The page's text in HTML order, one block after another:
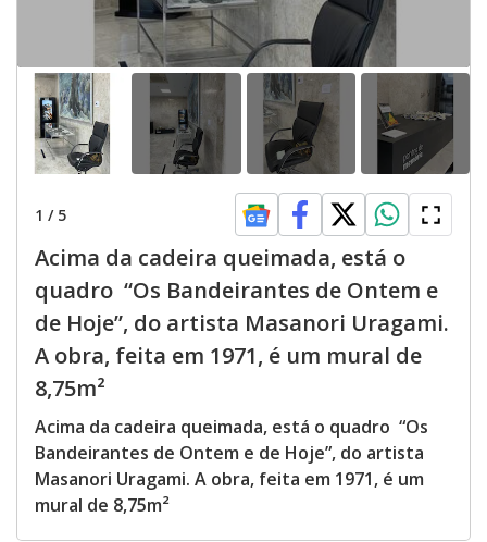
1 / 5
Acima da cadeira queimada, está o
quadro “Os Bandeirantes de Ontem e
de Hoje”, do artista Masanori Uragami.
A obra, feita em 1971, é um mural de
8,75m²
Acima da cadeira queimada, está o quadro “Os
Bandeirantes de Ontem e de Hoje”, do artista
Masanori Uragami. A obra, feita em 1971, é um
mural de 8,75m²